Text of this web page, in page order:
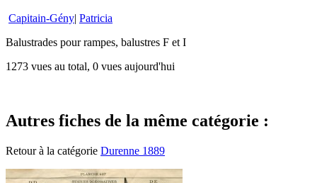
Capitain-Gény| Patricia
Balustrades pour rampes, balustres F et I
1273 vues au total, 0 vues aujourd'hui
Autres fiches de la même catégorie :
Retour à la catégorie Durenne 1889